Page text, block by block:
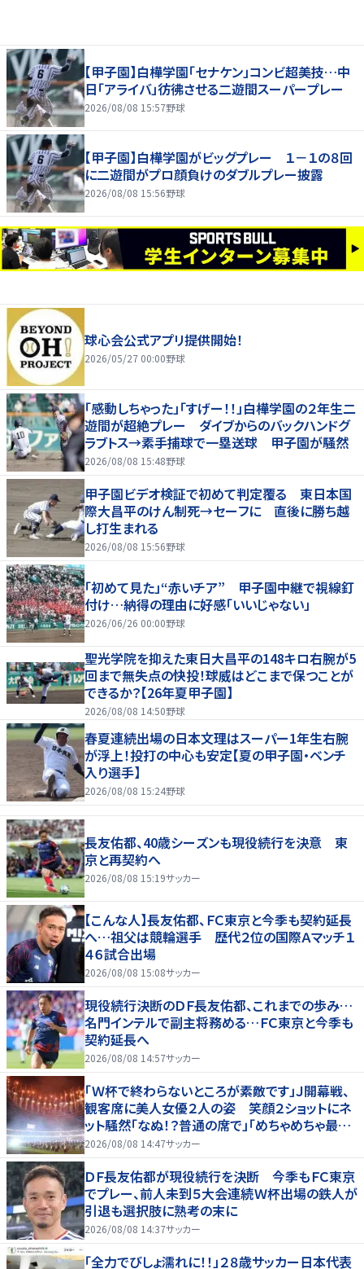
【甲子園】白樺学園「セナケン」コンビ超美技…中
日「アライバ」彷彿させる二遊間スーパープレー
2026/08/08 15:57野球
【甲子園】白樺学園がビッグプレー １－１の８回
に二遊間がプロ顔負けのダブルプレー披露
2026/08/08 15:56野球
球心会公式アプリ提供開始！
2026/05/27 00:00野球
「感動しちゃった」「すげー！！」白樺学園の２年生二
遊間が超絶プレー ダイブからのバックハンドグ
ラブトス→素手捕球で一塁送球 甲子園が騒然
2026/08/08 15:48野球
甲子園ビデオ検証で初めて判定覆る 東日本国
際大昌平のけん制死→セーフに 直後に勝ち越
し打生まれる
2026/08/08 15:56野球
「初めて見た」“赤いチア” 甲子園中継で視線釘
付け…納得の理由に好感「いいじゃない」
2026/06/26 00:00野球
聖光学院を抑えた東日大昌平の148キロ右腕が5
回まで無失点の快投！球威はどこまで保つことが
できるか？【26年夏甲子園】
2026/08/08 14:50野球
春夏連続出場の日本文理はスーパー1年生右腕
が浮上！投打の中心も安定【夏の甲子園・ベンチ
入り選手】
2026/08/08 15:24野球
長友佑都、40歳シーズンも現役続行を決意 東
京と再契約へ
2026/08/08 15:19サッカー
【こんな人】長友佑都、ＦＣ東京と今季も契約延長
へ…祖父は競輪選手 歴代２位の国際Ａマッチ１
４６試合出場
2026/08/08 15:08サッカー
現役続行決断のＤＦ長友佑都、これまでの歩み…
名門インテルで副主将務める…ＦＣ東京と今季も
契約延長へ
2026/08/08 14:57サッカー
「Ｗ杯で終わらないところが素敵です」Ｊ開幕戦、
観客席に美人女優２人の姿 笑顔２ショットにネ
ット騒然「なぬ！？普通の席で」「めちゃめちゃ最上
級に可愛すぎ」
2026/08/08 14:47サッカー
ＤＦ長友佑都が現役続行を決断 今季もＦＣ東京
でプレー、前人未到５大会連続Ｗ杯出場の鉄人が
引退も選択肢に熟考の末に
2026/08/08 14:37サッカー
「全力でびしょ濡れに！！」２８歳サッカー日本代表